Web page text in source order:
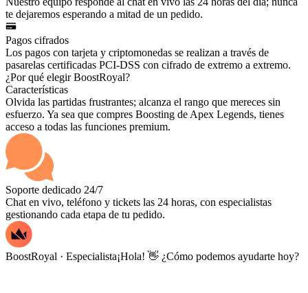
te dejaremos esperando a mitad de un pedido.
Pagos cifrados
Los pagos con tarjeta y criptomonedas se realizan a través de
pasarelas certificadas PCI-DSS con cifrado de extremo a extremo.
¿Por qué elegir BoostRoyal?
Características
Olvida las partidas frustrantes; alcanza el rango que mereces sin
esfuerzo. Ya sea que compres Boosting de Apex Legends, tienes
acceso a todas las funciones premium.
Soporte dedicado 24/7
Chat en vivo, teléfono y tickets las 24 horas, con especialistas
gestionando cada etapa de tu pedido.
BoostRoyal · Especialista¡Hola! 👋 ¿Cómo podemos ayudarte hoy?